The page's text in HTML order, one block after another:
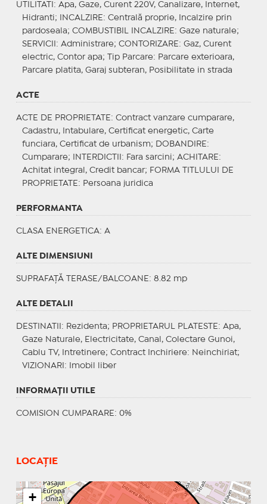
UTILITATI : Apa, Gaze, Curent 220V, Canalizare, Internet,
Hidranti;
INCALZIRE : Centrală proprie, Incalzire prin
pardoseala; COMBUSTIBIL INCALZIRE : Gaze naturale;
SERVICII : Administrare; CONTORIZARE : Gaz, Curent
electric, Contor apa;
Tip Parcare: Parcare exterioara,
Parcare platita, Garaj subteran, Posibilitate in strada
ACTE
ACTE DE PROPRIETATE : Contract vanzare cumparare,
Cadastru, Intabulare, Certificat energetic, Carte
funciara, Certificat de urbanism;
DOBANDIRE :
Cumparare;
INTERDICTII : Fara sarcini; ACHITARE :
Achitat integral, Credit bancar; FORMA TITLULUI DE
PROPRIETATE : Persoana juridica
PERFORMANTA
CLASA ENERGETICA: A
ALTE DIMENSIUNI
SUPRAFAȚĂ TERASE/BALCOANE: 8.82 mp
ALTE DETALII
DESTINATII : Rezidenta; PROPRIETARUL PLATESTE : Apa,
Gaze Naturale, Electricitate, Canal, Colectare Gunoi,
Cablu TV, Intretinere; Contract Inchiriere: Neinchiriat;
VIZIONARI : Imobil liber
INFORMAŢII UTILE
COMISION CUMPARARE: 0%
LOCAȚIE
+